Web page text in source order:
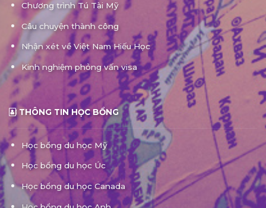
Chương trình Tú Tài Mỹ
Câu chuyện thành công
Nhận xét về Việt Nam Hiếu Học
Kinh nghiệm phỏng vấn visa
THÔNG TIN HỌC BỔNG
Học bổng du học Mỹ
Học bổng du học Úc
Học bổng du học Canada